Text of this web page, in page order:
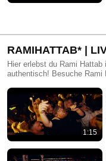
RAMIHATTAB* |
Hier erlebst du Rami
authentisch! Besuche Rami
1:15